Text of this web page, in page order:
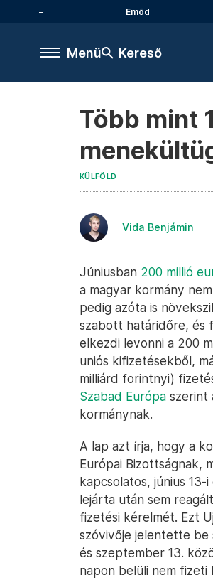
Emőd
Menü Kereső
Több mint
KÜLFÖLD
Vida Benjámin
Júniusban 200 millió
a magyar kormány
pedig azóta is
szabott határidőre, és
elkezdi levonni a 200
uniós kifizetésekből,
milliárd forintnyi)
Szabad Európa szerint
kormánynak.
A lap azt írja, hogy a
Európai Bizottságnak,
kapcsolatos, június
lejárta után sem
fizetési kérelmét. Ezt
szóvivője jelentette be
és szeptember 13.
napon belüli nem fizeti